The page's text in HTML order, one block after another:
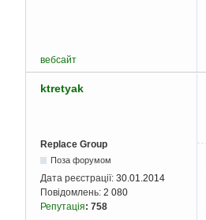
вебсайт
ktretyak
Replace Group
Поза форумом
Дата реєстрації: 30.01.2014
Повідомлень: 2 080
Репутація: 758